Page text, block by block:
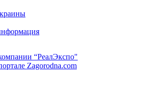
“РеалЭкспо"
Zagorodna.com